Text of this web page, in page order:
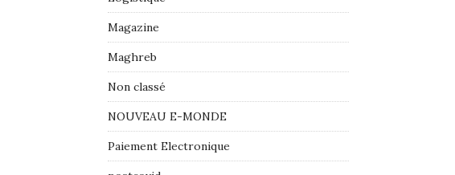
Magazine
Maghreb
Non classé
NOUVEAU E-MONDE
Paiement Electronique